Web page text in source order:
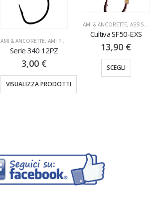
AMI & ANCORETTE,AMI PALETTA
Serie 340 12PZ
3,00 €
VISUALIZZA PRODOTTI
AMI & ANCORETTE, ASSIST HOOK
Cultiva SF50-EXS
13,90 €
SCEGLI